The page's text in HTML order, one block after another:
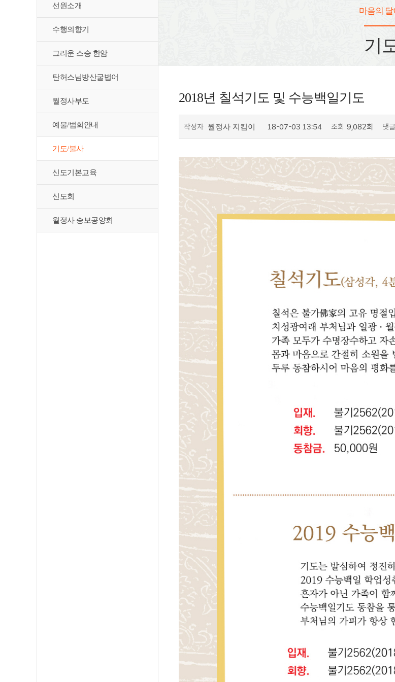
선원소개
수행의향기
그리운 스승 한암
탄허스님방산굴법어
월정사부도
예불/법회안내
기도/불사
신도기본교육
신도회
월정사 승보공양회
마음의 달
기
2018년 칠석기도 및 수능백일기도
작성자 월정사 지킴이 18-07-03 13:54 조회 9,082회 댓글